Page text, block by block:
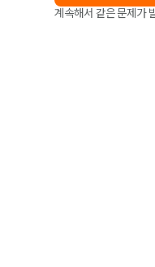
계속해서 같은 문제가